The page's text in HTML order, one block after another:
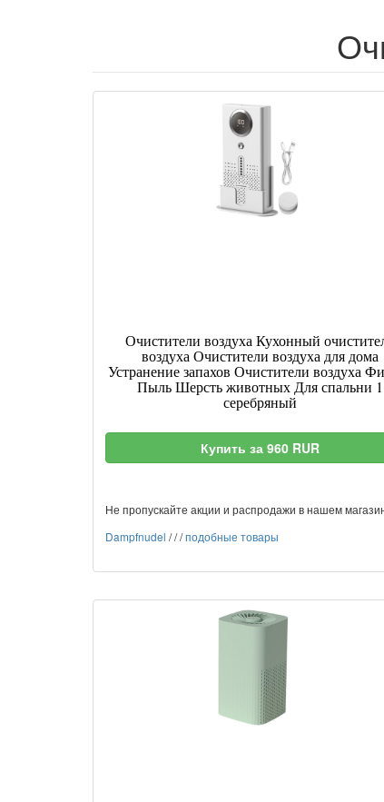
Очистители воздуха Кухонный
воздуха Очистители воздуха для дома
Устранение запахов Очистители воздуха
Пыль Шерсть животных Для спальни 1
серебряный
Купить за 960 RUR
Не пропускайте акции и распродажи в нашем
Dampfnudel ///подобные товары